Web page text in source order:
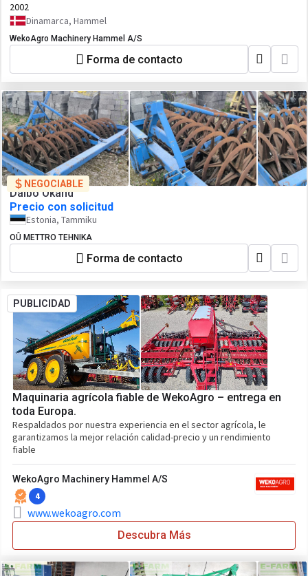
2002
Dinamarca, Hammel
WekoAgro Machinery Hammel A/S
Forma de contacto
NEGOCIABLE
Dalbo Okänd
Precio con solicitud
Estonia, Tammiku
OÛ METTRO TEHNIKA
Forma de contacto
PUBLICIDAD
Maquinaria agrícola fiable de WekoAgro – entrega en
toda Europa.
Respaldados por nuestra experiencia en el sector agrícola, le
garantizamos la mejor relación calidad-precio y un rendimiento
fiable
WekoAgro Machinery Hammel A/S
4
www.wekoagro.com
Descubra Más